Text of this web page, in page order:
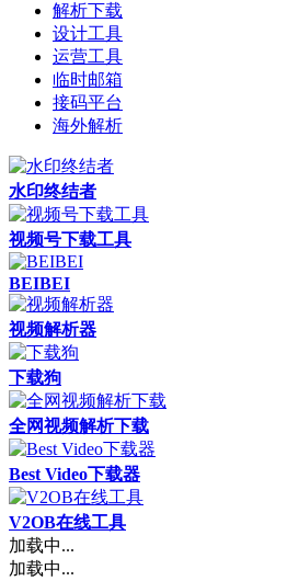
解析下载
设计工具
运营工具
临时邮箱
接码平台
海外解析
水印终结者
视频号下载工具
BEIBEI
视频解析器
下载狗
全网视频解析下载
Best Video下载器
V2OB在线工具
加载中...
加载中...